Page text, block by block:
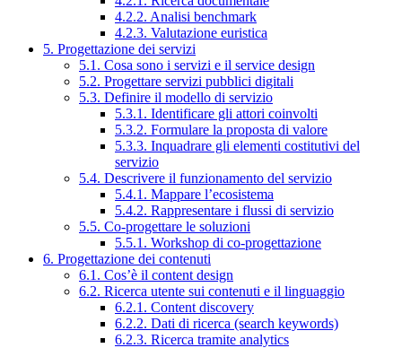
4.2.2. Analisi benchmark
4.2.3. Valutazione euristica
5. Progettazione dei servizi
5.1. Cosa sono i servizi e il service design
5.2. Progettare servizi pubblici digitali
5.3. Definire il modello di servizio
5.3.1. Identificare gli attori coinvolti
5.3.2. Formulare la proposta di valore
5.3.3. Inquadrare gli elementi costitutivi del
servizio
5.4. Descrivere il funzionamento del servizio
5.4.1. Mappare l’ecosistema
5.4.2. Rappresentare i flussi di servizio
5.5. Co-progettare le soluzioni
5.5.1. Workshop di co-progettazione
6. Progettazione dei contenuti
6.1. Cos’è il content design
6.2. Ricerca utente sui contenuti e il linguaggio
6.2.1. Content discovery
6.2.2. Dati di ricerca (search keywords)
6.2.3. Ricerca tramite analytics